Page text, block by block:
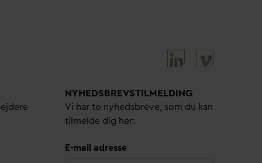
NYHEDSBREVS­TILMELDING
Vi har to nyhedsbreve, som du kan
tilmelde dig her:
E-mail adresse